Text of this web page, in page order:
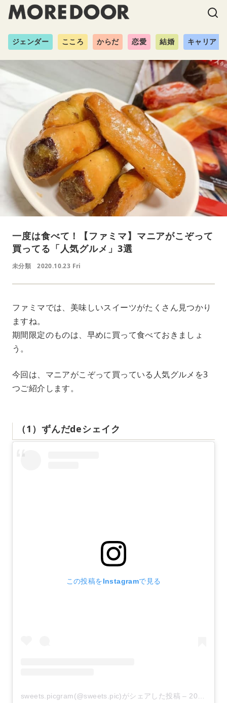
ジェンダー こころ からだ 恋愛 結婚 キャリア
一度は食べて！【ファミマ】マニアがこぞって
買ってる「人気グルメ」3選
未分類 2020.10.23 Fri
ファミマでは、美味しいスイーツがたくさん見つかり
ますね。
期間限定のものは、早めに買って食べておきましょ
う。
今回は、マニアがこぞって買っている人気グルメを3
つご紹介します。
（1）ずんだdeシェイク
この投稿をInstagramで見る
sweets.picgram(@sweets.pic)がシェアした投稿 – 2020年 8月月24日午前6時05分PDT